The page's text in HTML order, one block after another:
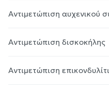
Αντιμετώπιση αυχενικού
Αντιμετώπιση δισκοκήλης
Αντιμετώπιση